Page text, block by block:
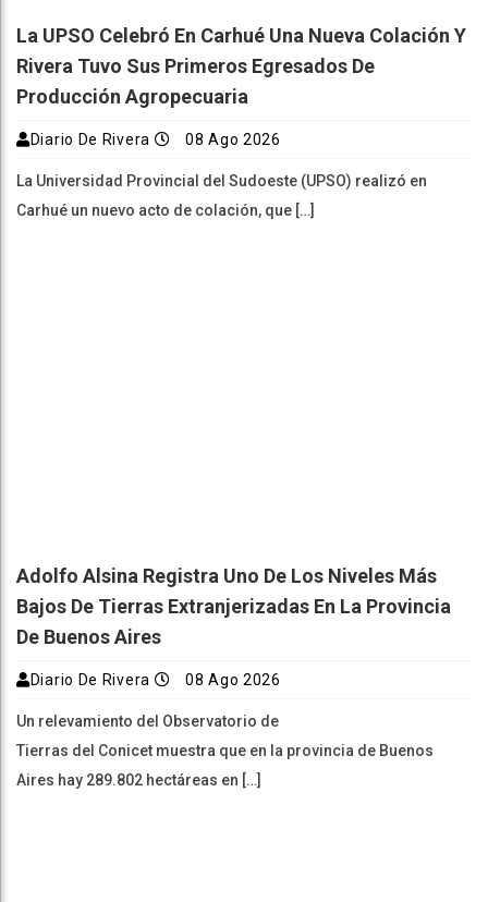
La UPSO Celebró En Carhué Una Nueva Colación Y
Rivera Tuvo Sus Primeros Egresados De
Producción Agropecuaria
Diario De Rivera 08 Ago 2026
La Universidad Provincial del Sudoeste (UPSO) realizó en
Carhué un nuevo acto de colación, que […]
Adolfo Alsina Registra Uno De Los Niveles Más
Bajos De Tierras Extranjerizadas En La Provincia
De Buenos Aires
Diario De Rivera 08 Ago 2026
Un relevamiento del Observatorio de
Tierras del Conicet muestra que en la provincia de Buenos
Aires hay 289.802 hectáreas en […]